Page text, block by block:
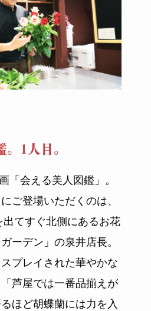
1人目。
「会える美人図鑑」。
ご登場いただくのは、
てすぐ北側にあるお花
ーデン」の泉井店長。
プレイされた華やかな
芦屋では一番品揃えが
ほど胡蝶蘭には力を入